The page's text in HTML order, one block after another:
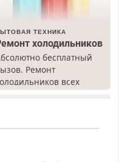
ТЕХНИКА
холодильников
бесплатный
Ремонт
всех
– скидки до